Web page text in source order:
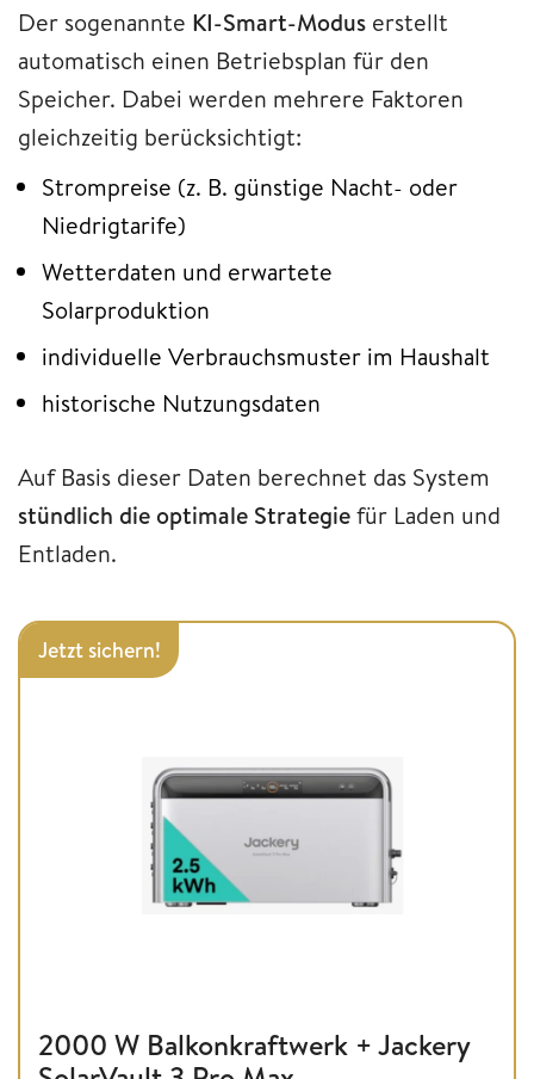
Der sogenannte KI-Smart-Modus erstellt
automatisch einen Betriebsplan für den
Speicher. Dabei werden mehrere Faktoren
gleichzeitig berücksichtigt:
Strompreise (z. B. günstige Nacht- oder
Niedrigtarife)
Wetterdaten und erwartete
Solarproduktion
individuelle Verbrauchsmuster im Haushalt
historische Nutzungsdaten
Auf Basis dieser Daten berechnet das System
stündlich die optimale Strategiefür Laden und
Entladen.
Jetzt sichern!
2000 W Balkonkraftwerk + Jackery